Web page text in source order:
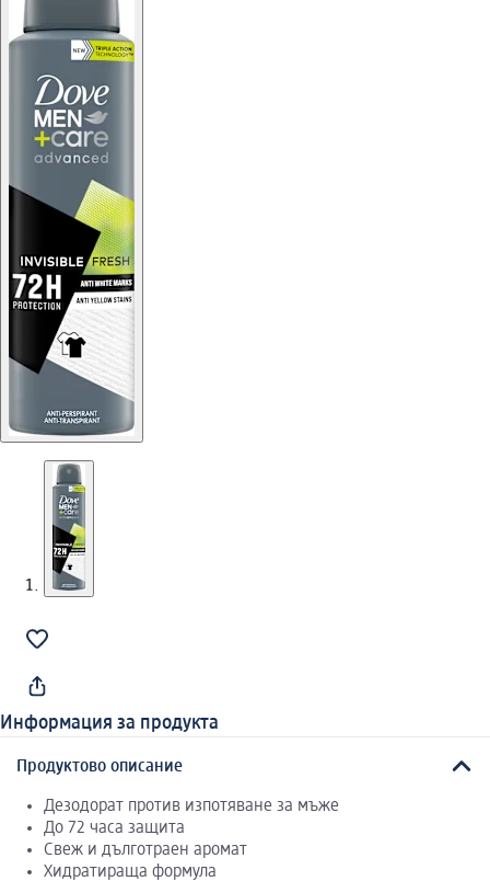
Информация за продукта
Продуктово описание
Дезодорат против изпотяване за мъже
До 72 часа защита
Свеж и дълготраен аромат
Хидратираща формула